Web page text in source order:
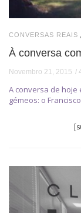
CONVERSAS REAIS
À conversa
Novembro 21, 2015
A conversa de hoje
gémeos: o